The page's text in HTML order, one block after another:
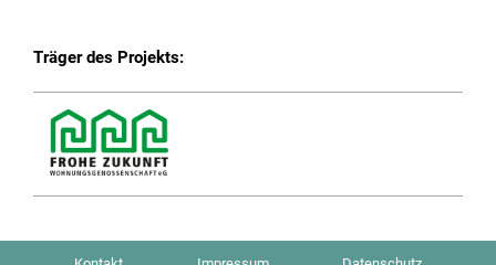
Die Reduzierung von Treibhausgasemissionen erfordert
einen systematischen Ansatz – von der Erzeugung bis zur
ermöglicht dieses systemische Vorgehen: Wir betrachten
Träger des Projekts: